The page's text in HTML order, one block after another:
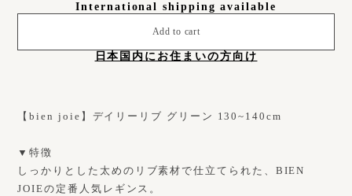
International shipping available
Add to cart
日本国内にお住まいの方向け
【bien joie】デイリーリブ グリーン 130~140cm
▼特徴
しっかりとした太めのリブ素材で仕立てられた、BIEN
JOIEの定番人気レギンス。